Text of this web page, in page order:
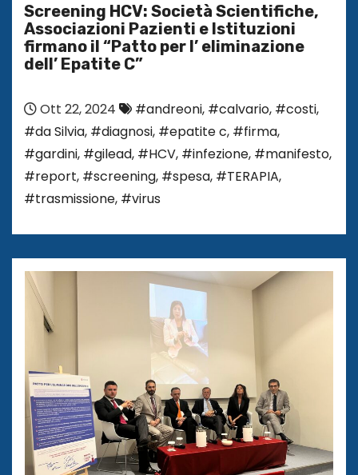
Screening HCV: Società Scientifiche,
Associazioni Pazienti e Istituzioni
firmano il “Patto per l’ eliminazione
dell’ Epatite C”
Ott 22, 2024 #andreoni, #calvario, #costi,
#da Silvia, #diagnosi, #epatite c, #firma,
#gardini, #gilead, #HCV, #infezione, #manifesto,
#report, #screening, #spesa, #TERAPIA,
#trasmissione, #virus